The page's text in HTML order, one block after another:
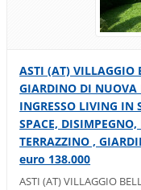
ASTI (AT) VILLAGGIO
GIARDINO DI NUOVA
INGRESSO LIVING IN
SPACE,
TERRAZZINO ,
euro 138.000
ASTI (AT) VILLAGGIO